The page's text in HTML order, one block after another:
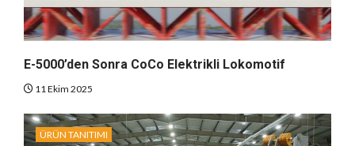
E-5000’den Sonra CoCo Elektrikli Lokomotif
11 Ekim 2025
ÜRÜN TANITIMI